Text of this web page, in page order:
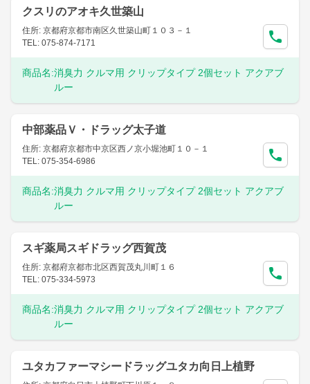
クスリのアオキ久世築山
住所: 京都府京都市南区久世築山町１０３－１
TEL: 075-874-7171
商品名:消臭力 クルマ用 クリップタイプ 2個セット アクアブ
ルー
中部薬品Ｖ・ドラッグ太子道
住所: 京都府京都市中京区西ノ京小堀池町１０－１
TEL: 075-354-6986
商品名:消臭力 クルマ用 クリップタイプ 2個セット アクアブ
ルー
スギ薬局スギドラッグ西賀茂
住所: 京都府京都市北区西賀茂丸川町１６
TEL: 075-334-5973
商品名:消臭力 クルマ用 クリップタイプ 2個セット アクアブ
ルー
ユタカファーマシードラッグユタカ向日上植野